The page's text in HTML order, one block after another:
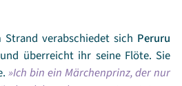
verabschiedet sich Peruru
und überreicht ihr seine Flöte. Sie
Ich bin ein Märchenprinz, der nur